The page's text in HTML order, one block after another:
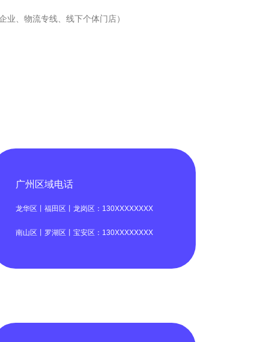
业、物流专线、线下个体门店）
广州区域电话
龙华区丨福田区丨龙岗区：130XXXXXXXX
南山区丨罗湖区丨宝安区：130XXXXXXXX